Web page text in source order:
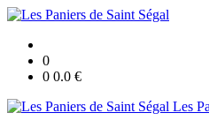
0
0 0.0 €
Les